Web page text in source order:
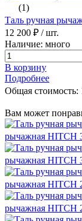
(1)
Таль ручная
12 200 ₽ / шт.
Наличие: много
В корзину
Подробнее
Общая стоимость:
Вам может
рычажная HITCH
рычажная HITCH
рычажная HITCH
рычажная HITCH